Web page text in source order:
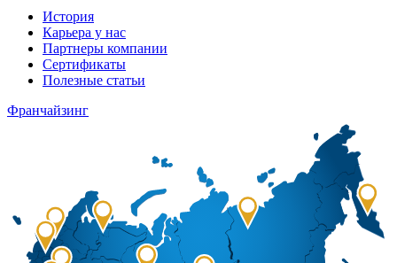
История
Карьера у нас
Партнеры компании
Сертификаты
Полезные статьи
Франчайзинг